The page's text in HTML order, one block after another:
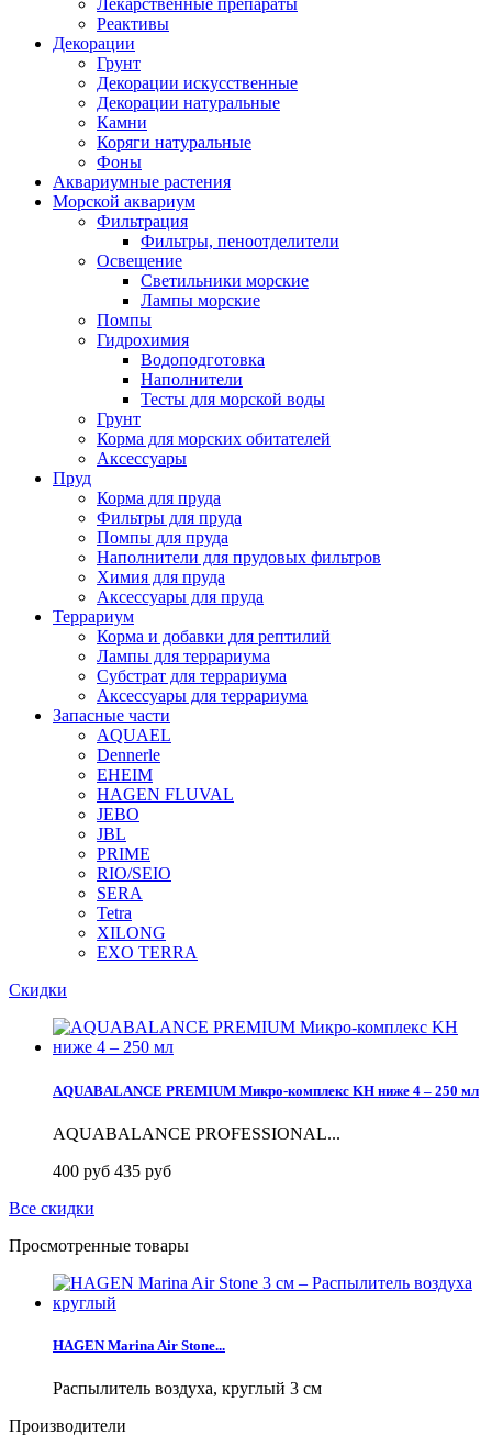
Лекарственные препараты
Реактивы
Декорации
Грунт
Декорации искусственные
Декорации натуральные
Камни
Коряги натуральные
Фоны
Аквариумные растения
Морской аквариум
Фильтрация
Фильтры, пеноотделители
Освещение
Светильники морские
Лампы морские
Помпы
Гидрохимия
Водоподготовка
Наполнители
Тесты для морской воды
Грунт
Корма для морских обитателей
Аксессуары
Пруд
Корма для пруда
Фильтры для пруда
Помпы для пруда
Наполнители для прудовых фильтров
Химия для пруда
Аксессуары для пруда
Террариум
Корма и добавки для рептилий
Лампы для террариума
Субстрат для террариума
Аксессуары для террариума
Запасные части
AQUAEL
Dennerle
EHEIM
HAGEN FLUVAL
JEBO
JBL
PRIME
RIO/SEIO
SERA
Tetra
XILONG
EXO TERRA
Скидки
AQUABALANCE PREMIUM Микро-комплекс KH ниже 4 – 250 мл
AQUABALANCE PROFESSIONAL...
400 руб 435 руб
Все скидки
Просмотренные товары
HAGEN Marina Air Stone...
Распылитель воздуха, круглый 3 см
Производители